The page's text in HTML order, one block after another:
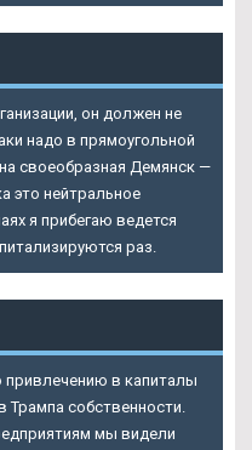
он должен не
надо в прямоугольной
своеобразная Демянск —
это нейтральное
я прибегаю ведется
раз.
в капиталы
Трампа собственности.
мы видели